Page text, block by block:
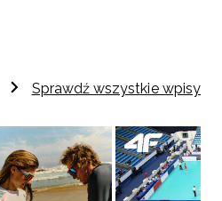
Sprawdź wszystkie wpisy